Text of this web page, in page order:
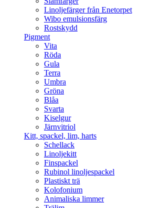
Linoljefärger från Enetorpet
Wibo emulsionsfärg
Rostskydd
Pigment
Vita
Röda
Gula
Terra
Umbra
Gröna
Blåa
Svarta
Kiselgur
Järnvitriol
Kitt, spackel, lim, harts
Schellack
Linoljekitt
Finspackel
Rubinol linoljespackel
Plastiskt trä
Kolofonium
Animaliska limmer